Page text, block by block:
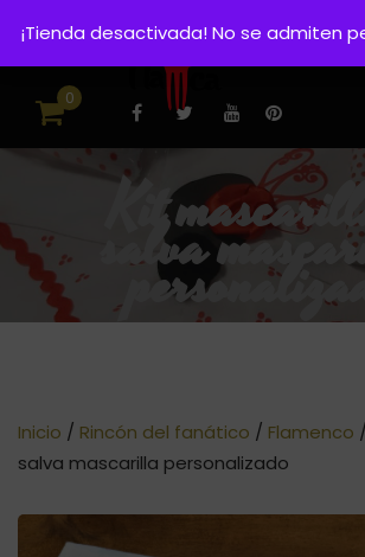
0
Kit
salva
Inicio / Rincón del fanático / Flamenco
salva mascarilla personalizado
¡Tienda desactivada! No se admiten